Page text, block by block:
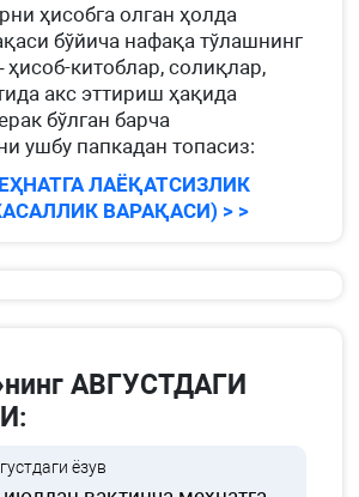
ҳисобга олган ҳолда
бўйича нафақа тўлашнинг
ҳисоб-китоблар, солиқлар,
акс эттириш ҳақида
бўлган барча
ушбу папкадан топасиз:
ЛАЁҚАТСИЗЛИК
ВАРАҚАСИ) > >
АВГУСТДАГИ
ёзув